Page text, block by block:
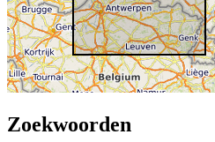
Zoekwoorden